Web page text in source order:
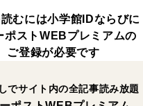
むには小学館IDならびに
ポストWEBプレミアムの
ご登録が必要です
でサイト内の全記事読み放題